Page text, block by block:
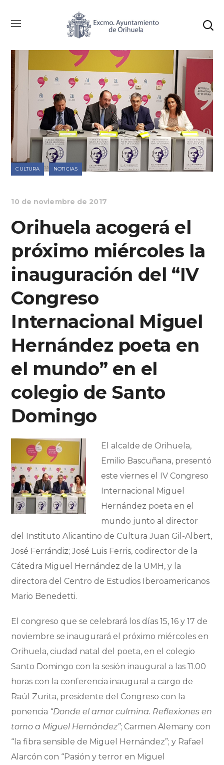
CULTURA NOTICIAS
10 de noviembre de 2017
Orihuela acogerá el
próximo miércoles la
inauguración del “IV
Congreso
Internacional Miguel
Hernández poeta en
el mundo” en el
colegio de Santo
Domingo
El alcalde de Orihuela,
Emilio Bascuñana, presentó
este viernes el IV Congreso
Internacional Miguel
Hernández poeta en el
mundo junto al director
del Instituto Alicantino de Cultura Juan Gil-Albert,
José Ferrándiz; José Luis Ferris, codirector de la
Cátedra Miguel Hernández de la UMH, y la
directora del Centro de Estudios Iberoamericanos
Mario Benedetti.
El congreso que se celebrará los días 15, 16 y 17 de
noviembre se inaugurará el próximo miércoles en
Orihuela, ciudad natal del poeta, en el colegio
Santo Domingo con la sesión inaugural a las 11.00
horas con la conferencia inaugural a cargo de
Raúl Zurita, presidente del Congreso con la
ponencia “Donde el amor culmina. Reflexiones en
torno a Miguel Hernández”; Carmen Alemany con
“la fibra sensible de Miguel Hernández”; y Rafael
Alarcón con “Pasión y terror en Miguel